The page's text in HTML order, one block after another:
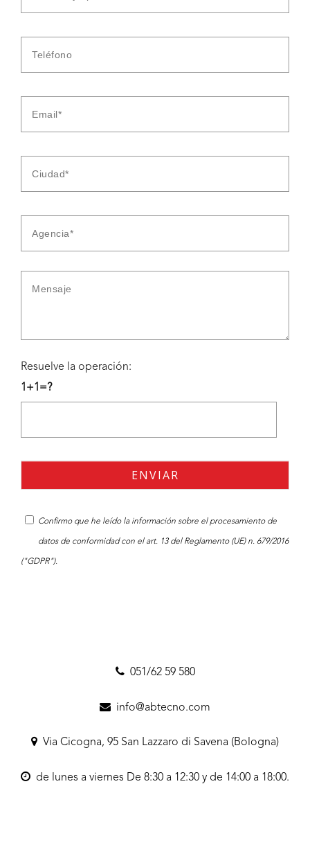
Resuelve la operación:
1+1=?
Confirmo que he leído la información sobre el procesamiento de
datos de conformidad con el art. 13 del Reglamento (UE) n. 679/2016
("GDPR").
051/62 59 580
info@abtecno.com
Via Cicogna, 95 San Lazzaro di Savena (Bologna)
de lunes a viernes De 8:30 a 12:30 y de 14:00 a 18:00.